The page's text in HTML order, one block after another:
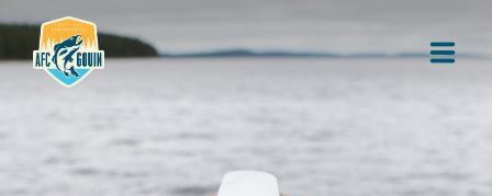
L'AIRE FAUNIQUE COMMUNAUTAIRE
RESSOURCES